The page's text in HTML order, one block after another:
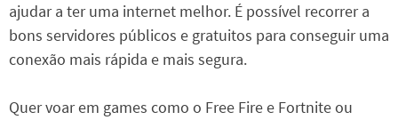
ajudar a ter uma internet melhor. É possível recorrer a
bons servidores públicos e gratuitos para conseguir uma
conexão mais rápida e mais segura.
Quer voar em games como o Free Fire e Fortnite ou